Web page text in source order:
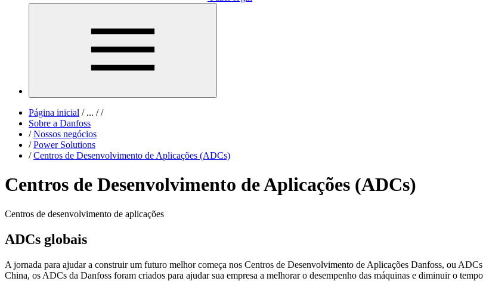
Página inicial /... / /
Sobre a Danfoss
/ Nossos negócios
/ Power Solutions
/ Centros de Desenvolvimento de Aplicações (ADCs)
Centros de Desenvolvimento de Aplicações (ADCs)
Centros de desenvolvimento de aplicações
ADCs globais
A jornada para ajudar a construir um futuro melhor começa nos Centros de Desenvolvimento de Aplicações Danfoss, ou
China, os ADCs da Danfoss foram criados para ajudar sua empresa a melhorar o desempenho das máquinas e diminuir o